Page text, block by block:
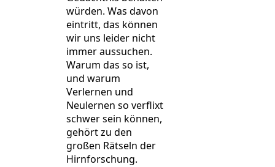
würden. Was davon
eintritt, das können
wir uns leider nicht
immer aussuchen.
Warum das so ist,
und warum
Verlernen und
Neulernen so verflixt
schwer sein können,
gehört zu den
großen Rätseln der
Hirnforschung.